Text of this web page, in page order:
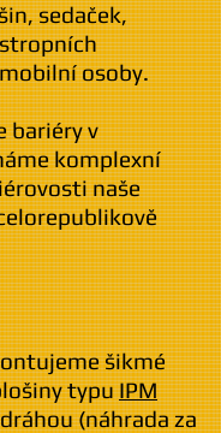
sedaček,
osoby.
bariéry v
komplexní
naše
šikmé
typuIPM
(náhrada za